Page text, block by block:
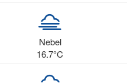
Nebel
16.7°C